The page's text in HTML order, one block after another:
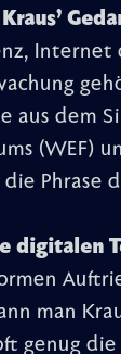
Internet
aus dem
(WEF)
Phrase
digitalen
man
genug